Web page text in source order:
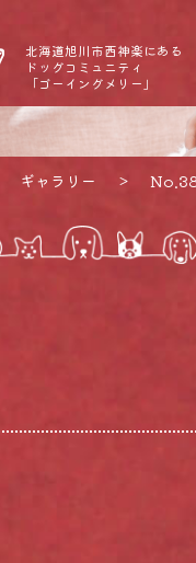
北海道旭川市西神楽にある
ドッグコミュニティ
「ゴーイングメリー」
ギャラリー